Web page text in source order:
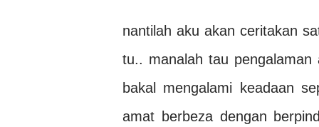
nantilah aku akan ceritakan
tu.. manalah tau
bakal mengalami keadaan
amat berbeza dengan